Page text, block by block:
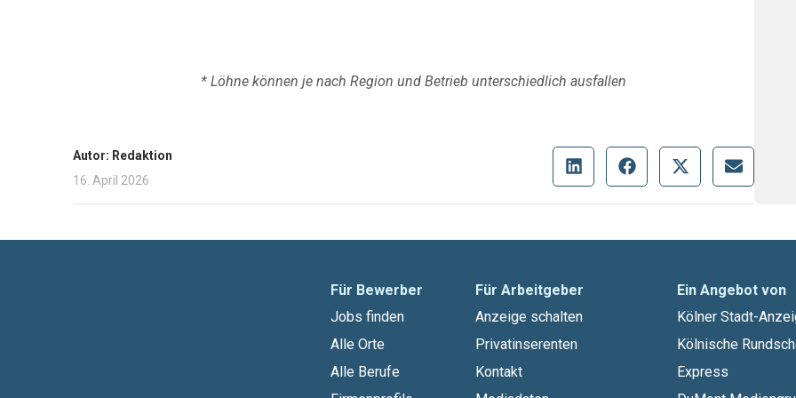
* Löhne können je nach Region und Betrieb unterschiedlich ausfallen
Autor: Redaktion
16. April 2026
Für Bewerber
Jobs finden
Alle Orte
Alle Berufe
Für Arbeitgeber
Anzeige schalten
Privatinserenten
Kontakt
Ein Angebot von
Kölner Stadt-
Kölnische
Express